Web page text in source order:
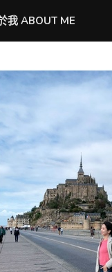
我 ABOUT ME